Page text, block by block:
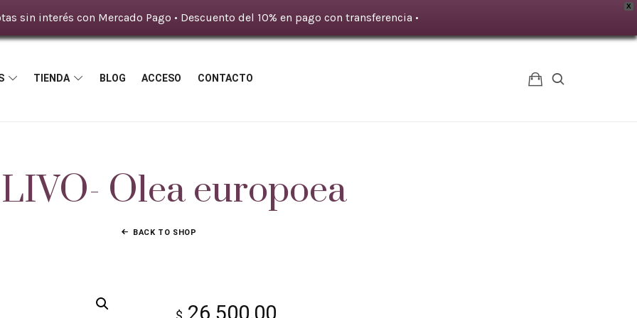
X
sin interés con Mercado Pago • Descuento del 10% en pago con transferencia •
TIENDA BLOG ACCESO CONTACTO
Olea europoea
BACK TO SHOP
26.500,00